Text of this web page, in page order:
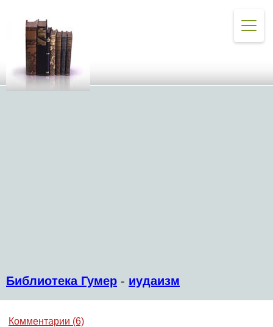
Библиотека Гумер - иудаизм
Комментарии (6)